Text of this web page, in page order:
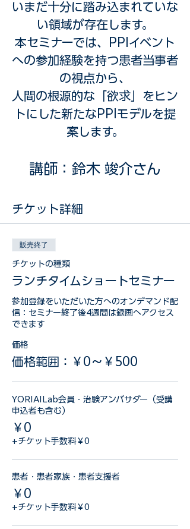
いまだ十分に踏み込まれていな
い領域が存在します。
本セミナーでは、PPIイベント
への参加経験を持つ患者当事者
の視点から、
人間の根源的な「欲求」をヒン
トにした新たなPPIモデルを提
案します。
講師：鈴木 竣介さん
チケット詳細
販売終了
チケットの種類
ランチタイムショートセミナー
参加登録をいただいた方へのオンデマンド配
信：セミナー終了後4週間は録画へアクセス
できます
価格
価格範囲：￥0〜￥500
YORIAILab会員・治験アンバサダー（受講
申込者も含む）
￥0
+チケット手数料￥0
患者・患者家族・患者支援者
￥0
+チケット手数料￥0